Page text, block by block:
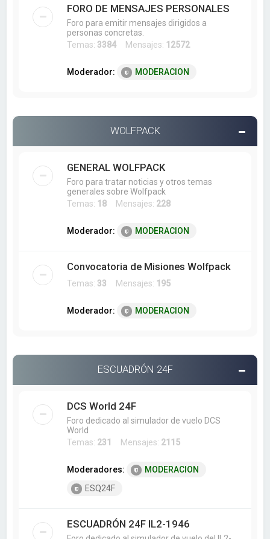
FORO DE MENSAJES PERSONALES
Foro para emitir mensajes dirigidos a
personas concretas.
Temas: 3384 Mensajes: 12572
Moderador: MODERACION
WOLFPACK
GENERAL WOLFPACK
Foro para tratar noticias y otros temas
generales sobre Wolfpack
Temas: 18 Mensajes: 228
Moderador: MODERACION
Convocatoria de Misiones Wolfpack
Temas: 33 Mensajes: 195
Moderador: MODERACION
ESCUADRÓN 24F
DCS World 24F
Foro dedicado al simulador de vuelo DCS
World
Temas: 231 Mensajes: 2115
Moderadores:
MODERACION
ESQ24F
ESCUADRÓN 24F IL2-1946